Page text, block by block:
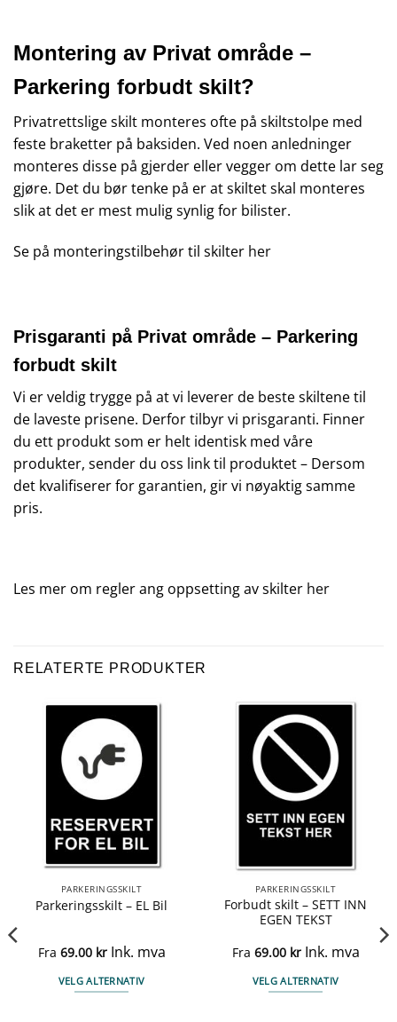
Montering av Privat område –
Parkering forbudt skilt?
Privatrettslige skilt monteres ofte på skiltstolpe med
feste braketter på baksiden. Ved noen anledninger
monteres disse på gjerder eller vegger om dette lar seg
gjøre. Det du bør tenke på er at skiltet skal monteres
slik at det er mest mulig synlig for bilister.
Se på monteringstilbehør til skilter her
Prisgaranti på Privat område – Parkering
forbudt skilt
Vi er veldig trygge på at vi leverer de beste skiltene til
de laveste prisene. Derfor tilbyr vi prisgaranti. Finner
du ett produkt som er helt identisk med våre
produkter, sender du oss link til produktet – Dersom
det kvalifiserer for garantien, gir vi nøyaktig samme
pris.
Les mer om regler ang oppsetting av skilter her
RELATERTE PRODUKTER
PARKERINGSSKILT
Parkeringsskilt – EL Bil
Fra 69.00 kr Ink. mva
VELG ALTERNATIV
PARKERINGSSKILT
Forbudt skilt – SETT INN
EGEN TEKST
Fra 69.00 kr Ink. mva
VELG ALTERNATIV